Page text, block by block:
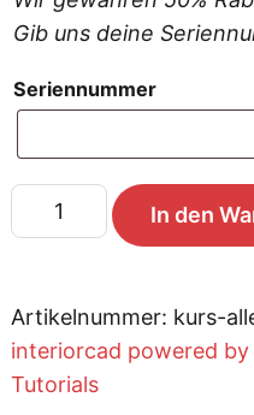
Gib uns deine
Seriennummer
E
i
t
e
i
In den
Artikelnummer: kurs-
interiorcad powered
Tutorials